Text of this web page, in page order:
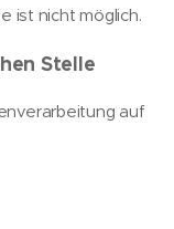
ist nicht möglich.
Stelle
auf